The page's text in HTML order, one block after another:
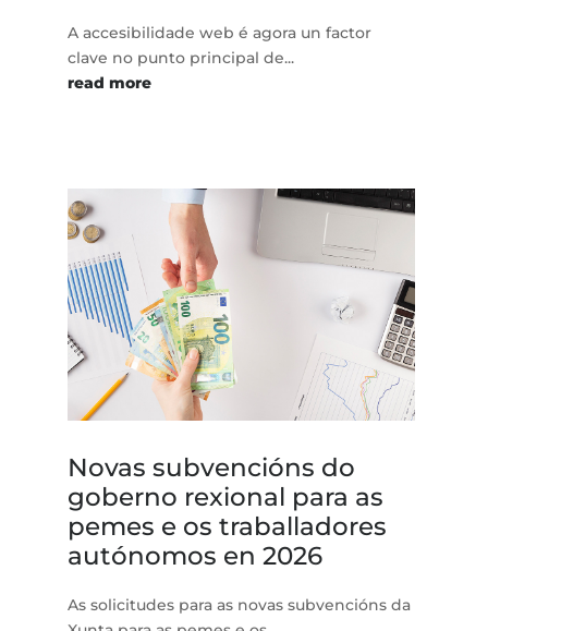
A accesibilidade web é agora un factor
clave no punto principal de...
read more
Novas subvencións do
goberno rexional para as
pemes e os traballadores
autónomos en 2026
As solicitudes para as novas subvencións da